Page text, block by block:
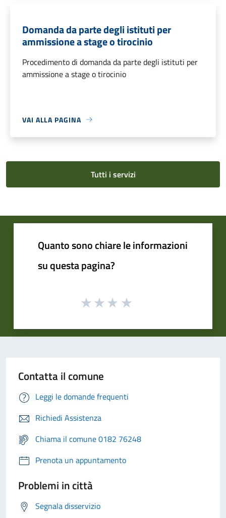
Domanda da parte degli istituti per
ammissione a stage o tirocinio
Procedimento di domanda da parte degli istituti per
ammissione a stage o tirocinio
VAI ALLA PAGINA
Tutti i servizi
Quanto sono chiare le informazioni
su questa pagina?
Contatta il comune
Leggi le domande frequenti
Richiedi Assistenza
Chiama il comune 0182 76248
Prenota un appuntamento
Problemi in città
Segnala disservizio